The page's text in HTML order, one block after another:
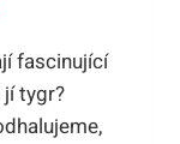
fascinující
tygr?